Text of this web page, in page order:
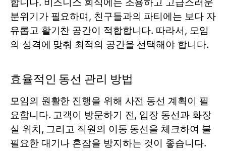
분위기가 필요하며, 친구들과의 파티에는 보다 자
유롭고 활기찬 공간이 적합합니다. 따라서, 모임
의 성격에 맞춰 최적의 공간을 선택해야 합니다.
효율적인 동선 관리 방법
모임의 원활한 진행을 위해 사전 동선 계획이 필
요합니다. 고객이 방문하기 전, 입장 동선과 화장
실 위치, 그리고 직원의 이동 동선을 체크하여 불
필요한 대기나 혼잡을 방지하는 것이 좋습니다.